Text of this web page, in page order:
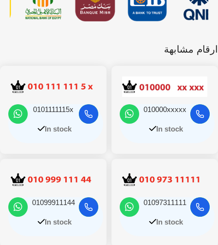
ارقام مشابهة
010000xxxxx
In stock
0101111115x
In stock
01097311111
In stock
01099911144
In stock